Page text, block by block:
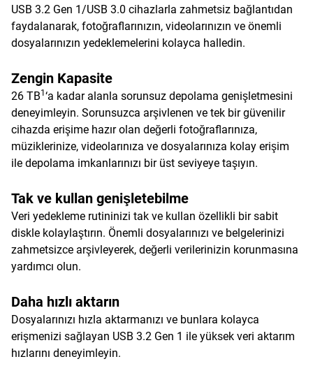
USB 3.2 Gen 1/USB 3.0 cihazlarla zahmetsiz bağlantıdan
faydalanarak, fotoğraflarınızın, videolarınızın ve önemli
dosyalarınızın yedeklemelerini kolayca halledin.
Zengin Kapasite
26 TB1 ‘a kadar alanla sorunsuz depolama genişletmesini
deneyimleyin. Sorunsuzca arşivlenen ve tek bir güvenilir
cihazda erişime hazır olan değerli fotoğraflarınıza,
müziklerinize, videolarınıza ve dosyalarınıza kolay erişim
ile depolama imkanlarınızı bir üst seviyeye taşıyın.
Tak ve kullan genişletebilme
Veri yedekleme rutininizi tak ve kullan özellikli bir sabit
diskle kolaylaştırın. Önemli dosyalarınızı ve belgelerinizi
zahmetsizce arşivleyerek, değerli verilerinizin korunmasına
yardımcı olun.
Daha hızlı aktarın
Dosyalarınızı hızla aktarmanızı ve bunlara kolayca
erişmenizi sağlayan USB 3.2 Gen 1 ile yüksek veri aktarım
hızlarını deneyimleyin.